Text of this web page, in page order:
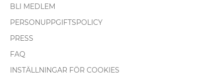
BLI MEDLEM
PERSONUPPGIFTSPOLICY
PRESS
FAQ
INSTÄLLNINGAR FÖR COOKIES